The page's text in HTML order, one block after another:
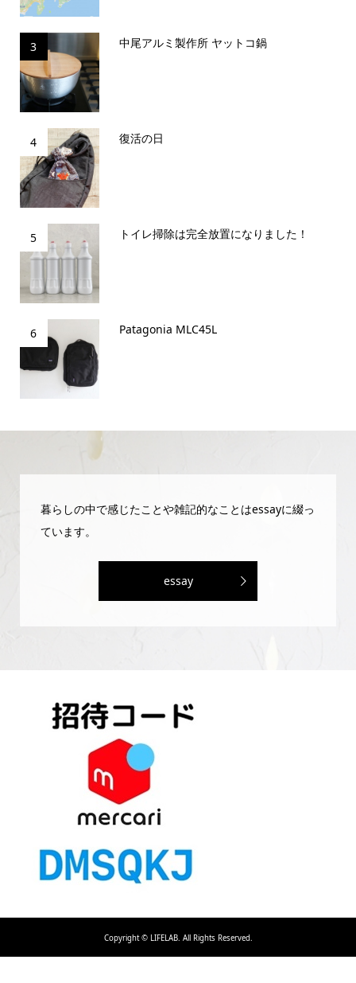
3 中尾アルミ製作所 ヤットコ鍋
4 復活の日
5 トイレ掃除は完全放置になりました！
6 Patagonia MLC45L
暮らしの中で感じたことや雑記的なことはessayに綴っ
ています。
essay
Copyright ©LIFELAB. All Rights Reserved.